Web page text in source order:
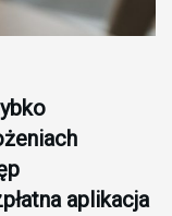
aplikacja